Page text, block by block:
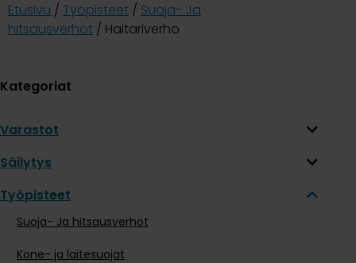
Etusivu / Työpisteet / Suoja- Ja
hitsausverhot / Haitariverho
Kategoriat
Varastot
Säilytys
Työpisteet
Suoja- Ja hitsausverhot
Kone- ja laitesuojat